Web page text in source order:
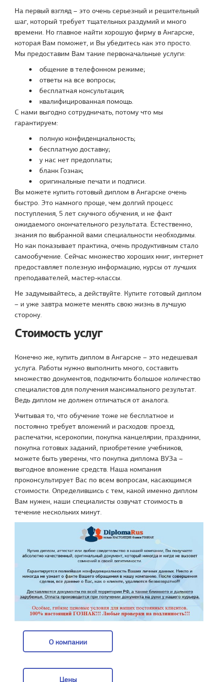
На первый взгляд – это очень серьезный и решительный
шаг, который требует тщательных раздумий и много
времени. Но главное найти хорошую фирму в Ангарске,
которая Вам поможет, и Вы убедитесь как это просто.
Мы предоставим Вам такие первоначальные услуги:
общение в телефонном режиме;
ответы на все вопросы;
бесплатная консультация;
квалифицированная помощь.
С нами выгодно сотрудничать, потому что мы
гарантируем:
полную конфиденциальность;
бесплатную доставку;
у нас нет предоплаты;
бланк Гознак;
оригинальные печати и подписи.
Вы можете купить готовый диплом в Ангарске очень
быстро. Это намного проще, чем долгий процесс
поступления, 5 лет скучного обучения, и не факт
ожидаемого окончательного результата. Естественно,
знания по выбранной вами специальности необходимы.
Но как показывает практика, очень продуктивным стало
самообучение. Сейчас множество хороших книг, интернет
предоставляет полезную информацию, курсы от лучших
преподавателей, мастер-классы.
Не задумывайтесь, а действуйте. Купите готовый диплом
– и уже завтра можете менять свою жизнь в лучшую
сторону.
Стоимость услуг
Конечно же, купить диплом в Ангарске – это недешевая
услуга. Работы нужно выполнить много, составить
множество документов, подключить большое количество
специалистов для получения максимального результат.
Ведь диплом не должен отличаться от аналога.
Учитывая то, что обучение тоже не бесплатное и
постоянно требует вложений и расходов: проезд,
распечатки, ксерокопии, покупка канцелярии, праздники,
покупка готовых заданий, приобретение учебников,
можете быть уверены, что покупка диплома ВУЗа –
выгодное вложение средств. Наша компания
проконсультирует Вас по всем вопросам, касающимся
стоимости. Определившись с тем, какой именно диплом
Вам нужен, наши специалисты озвучат стоимость в
течение нескольких минут.
О компании
Цены